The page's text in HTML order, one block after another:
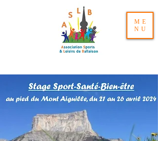
ME
NU